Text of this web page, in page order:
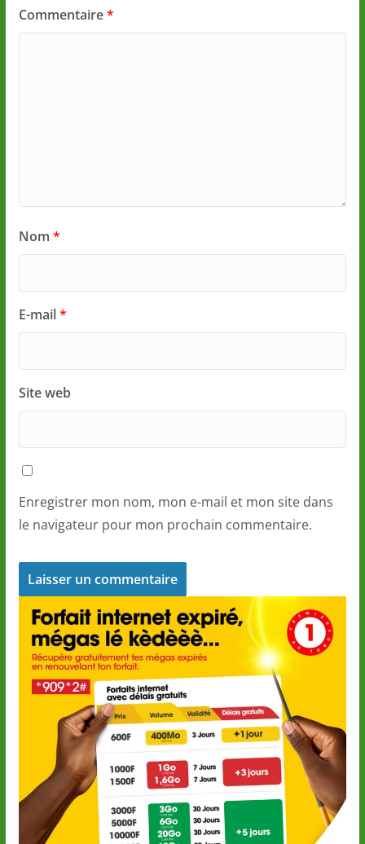
Commentaire*
Nom *
E-mail*
Site web
Enregistrer mon nom, mon e-mail et mon site dans
le navigateur pour mon prochain commentaire.